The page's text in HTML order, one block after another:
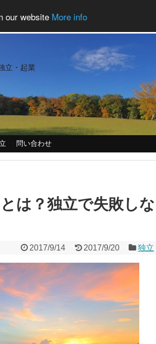
our website More info
立・起業
問い合わせ
は？独立で失敗しな
2017/9/14 2017/9/20 独立